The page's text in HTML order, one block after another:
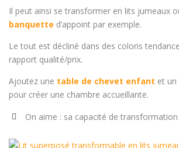
Il peut ainsi se transformer en lits jumeaux
banquette d’appoint par exemple.
Le tout est décliné dans des coloris
rapport qualité/prix.
Ajoutez une table de chevet enfant et
pour créer une chambre accueillante.
On aime : sa capacité de transformation